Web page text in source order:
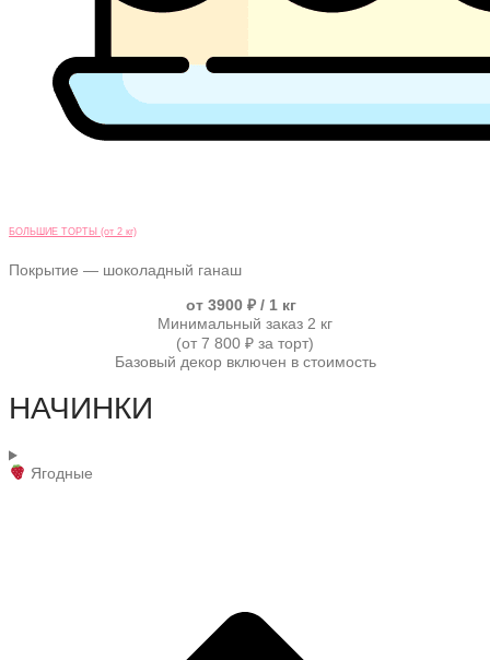
БОЛЬШИЕ ТОРТЫ (от 2 кг)
Покрытие — шоколадный ганаш
от 3900 ₽ / 1 кг
Минимальный заказ 2 кг
(от 7 800 ₽ за торт)
Базовый декор включен в стоимость
НАЧИНКИ
Ягодные